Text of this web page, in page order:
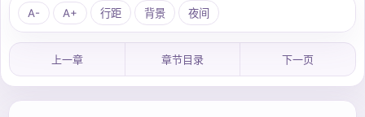
A- A+ 行距 背景 夜间
上一章 章节目录 下一页